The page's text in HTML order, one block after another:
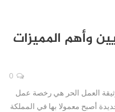
وأهم المميزات
العمل الحر هي رخصة عمل
أصبح معمولا بها في المملكة